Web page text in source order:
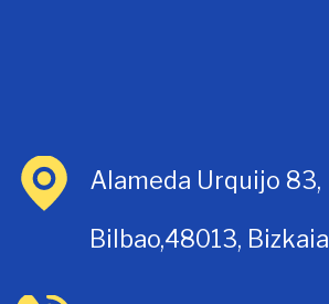
Alameda Urquijo 83,
Bilbao,48013, Bizkaia